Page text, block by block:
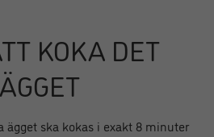
KOKA DET
ägget ska kokas i exakt 8 minuter